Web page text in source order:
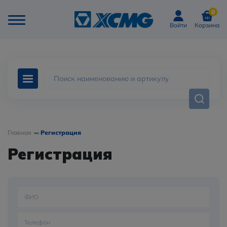
Войти Корзина
0
Главная Регистрация
Регистрация